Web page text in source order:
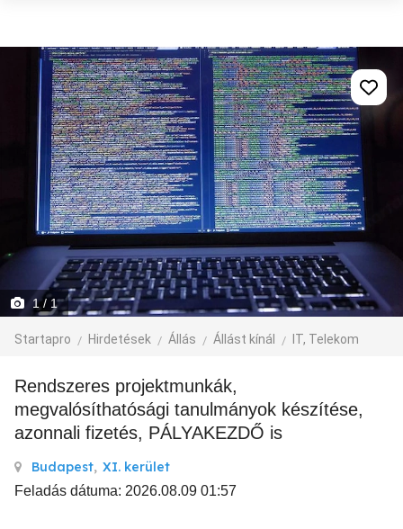
1/ 1
Startapro Hirdetések Állás Állást kínál IT, Telekom
Rendszeres projektmunkák,
megvalósíthatósági tanulmányok készítése,
azonnali fizetés, PÁLYAKEZDŐ is
Budapest, XI. kerület
Feladás dátuma: 2026.08.09 01:57